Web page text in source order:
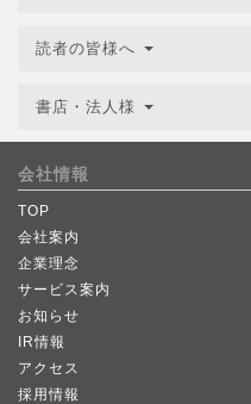
読者の皆様へ
書店・法人様
会社情報
TOP
会社案内
企業理念
サービス案内
お知らせ
IR情報
アクセス
採用情報